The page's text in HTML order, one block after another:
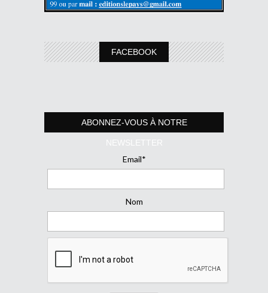
FACEBOOK
ABONNEZ-VOUS À NOTRE
NEWSLETTER
Email*
Nom